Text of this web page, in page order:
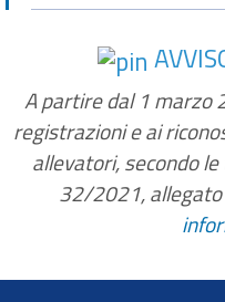
A partire dal 1 marzo
registrazioni e ai
allevatori, secondo
32/2021, allegato